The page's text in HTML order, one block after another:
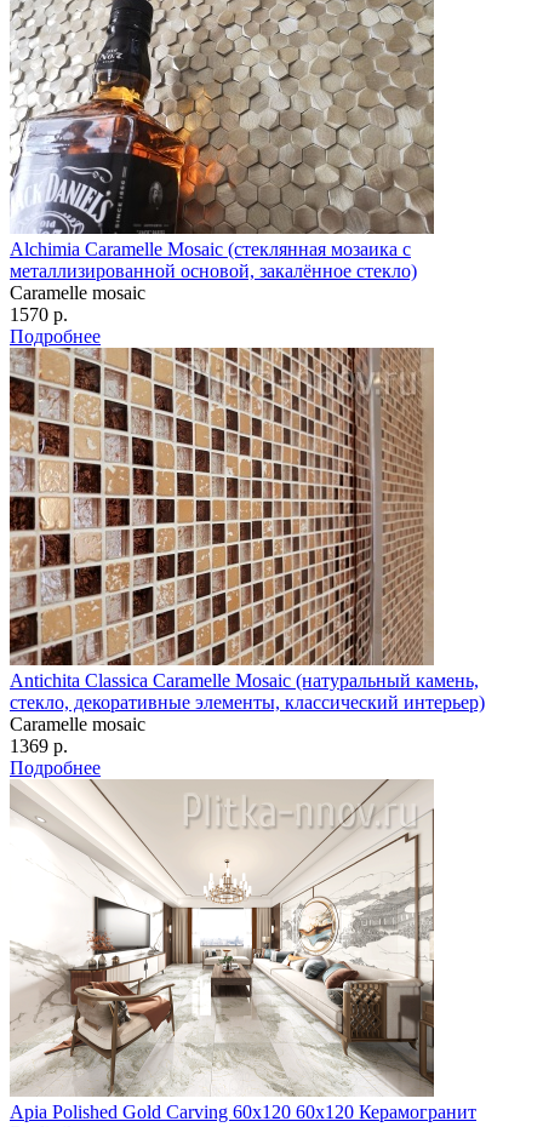
Alchimia Caramelle Mosaic (стеклянная мозаика с
металлизированной основой, закалённое стекло)
Caramelle mosaic
1570 р.
Подробнее
Antichita Classica Caramelle Mosaic (натуральный камень,
стекло, декоративные элементы, классический интерьер)
Caramelle mosaic
1369 р.
Подробнее
Apia Polished Gold Carving 60x120 60x120 Керамогранит